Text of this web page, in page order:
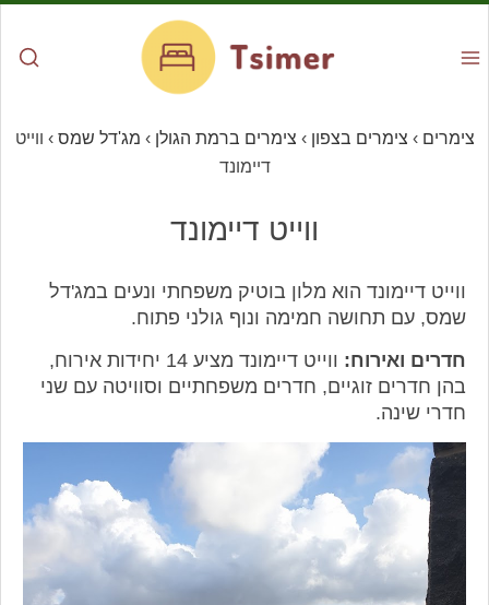
צימרים › צימרים בצפון › צימרים ברמת הגולן › מג'דל שמס › ווייט
דיימונד
ווייט דיימונד
ווייט דיימונד הוא מלון בוטיק משפחתי ונעים במג'דל
שמס, עם תחושה חמימה ונוף גולני פתוח.
חדרים ואירוח:
ווייט דיימונד מציע 14 יחידות אירוח,
בהן חדרים זוגיים, חדרים משפחתיים וסוויטה עם שני
חדרי שינה.